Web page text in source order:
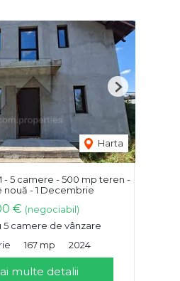
Harta
Next
- 5 camere - 500 mp teren -
nouă - 1 Decembrie
€ (negociabil)
5 camere de vânzare
167 mp 2024
multe detalii